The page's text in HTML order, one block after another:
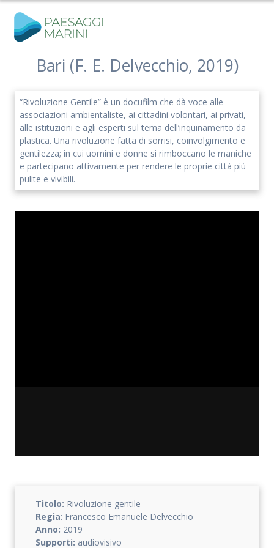
Salta
Bari (F. E. Delvecchio, 2019)
“Rivoluzione Gentile” è un docufilm che dà voce alle
associazioni ambientaliste, ai cittadini volontari, ai privati,
alle istituzioni e agli esperti sul tema dell’inquinamento da
plastica. Una rivoluzione fatta di sorrisi, coinvolgimento e
gentilezza; in cui uomini e donne si rimboccano le maniche
e partecipano attivamente per rendere le proprie città più
pulite e vivibili.
Titolo: Rivoluzione gentile
Regia: Francesco Emanuele Delvecchio
Anno: 2019
Supporti: audiovisivo